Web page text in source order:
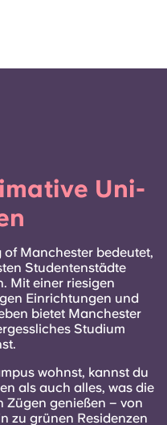
Uni-
Manchester bedeutet,
Studentenstädte
Mit einer riesigen
Einrichtungen und
bietet Manchester
Studium
wohnst, kannst du
als auch alles, was die
Zügen genießen – von
zu grünen Residenzen